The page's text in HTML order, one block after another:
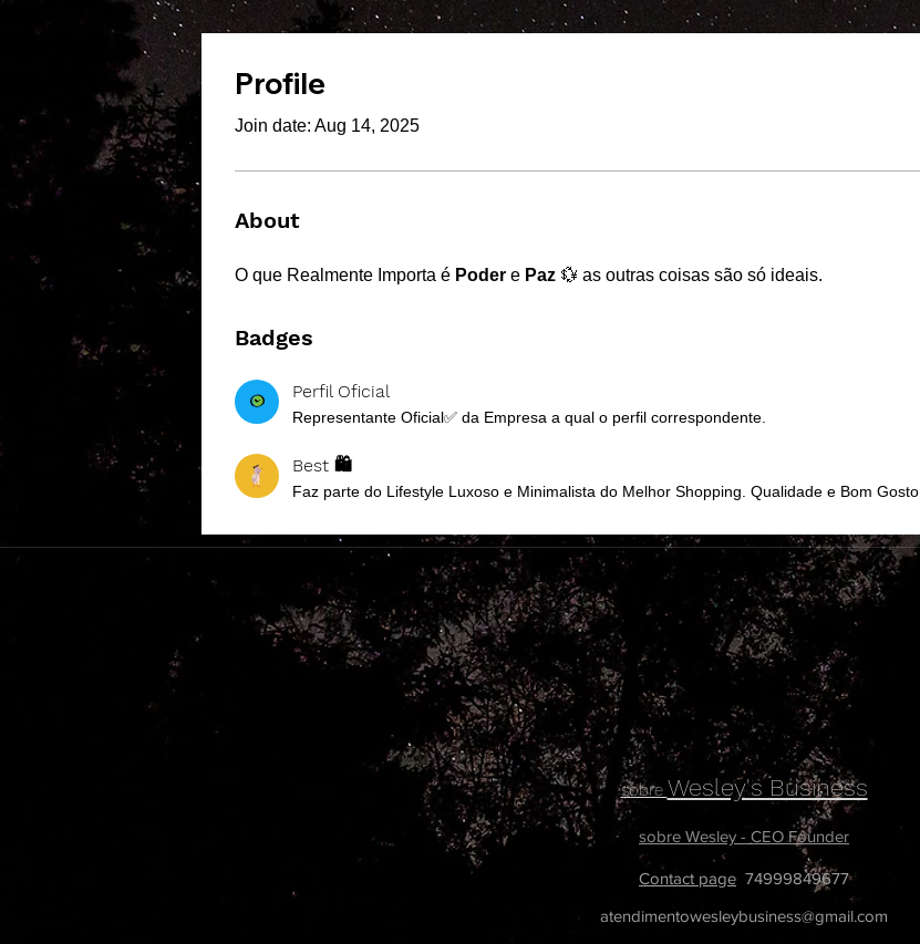
Profile
Join date: Aug 14, 2025
About
O que Realmente Importa é Poder e Paz 💱 as outras coisas são só ideais.
Badges
Perfil Oficial
Representante Oficial✅ da Empresa a qual o perfil correspondente.
Best 🛍️
Faz parte do Lifestyle Luxoso e Minimalista do Melhor Shopping. Qualidade e Bom Gosto
sobre Wesley's Business
sobre Wesley - CEO Founder
Contact page 74999849677
atendimentowesleybusiness@gmail.com